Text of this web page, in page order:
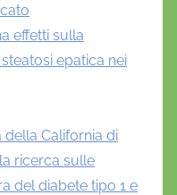
effetti sulla
epatica nei
California di
ricerca sulle
del diabete tipo 1 e